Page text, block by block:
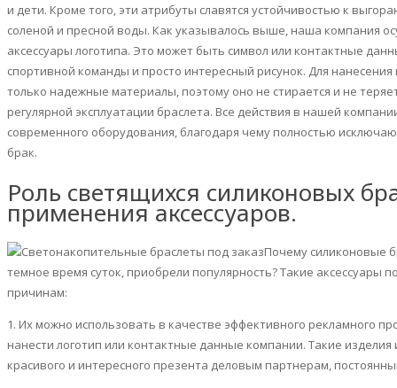
и дети. Кроме того, эти атрибуты славятся устойчивостью к
соленой и пресной воды. Как указывалось выше, наша компания
аксессуары логотипа. Это может быть символ или контактные
спортивной команды и просто интересный рисунок. Для
только надежные материалы, поэтому оно не стирается и не
регулярной эксплуатации браслета. Все действия в нашей
современного оборудования, благодаря чему полностью
брак.
Роль светящихся силиконовых
применения аксессуаров.
Почему силиконовые
темное время суток, приобрели популярность? Такие аксессуары
причинам:
1. Их можно использовать в качестве эффективного рекламного
нанести логотип или контактные данные компании. Такие
красивого и интересного презента деловым партнерам,